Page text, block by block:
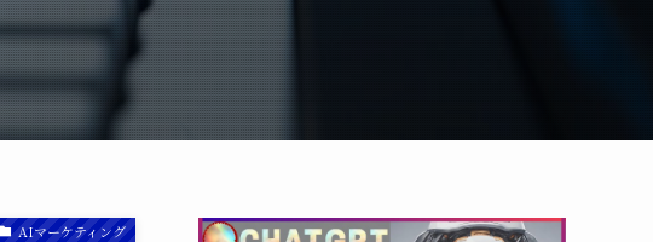
AIマーケティング